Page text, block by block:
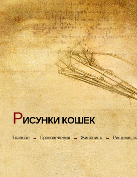
РИСУHКИ КОШЕК
Главная→ Произведения → Живопись → Рисунки,